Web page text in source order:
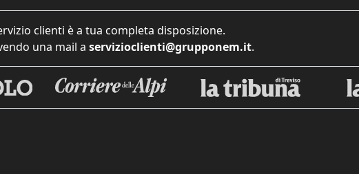
clienti è a tua completa disposizione.
una mail a servizioclienti@grupponem.it.